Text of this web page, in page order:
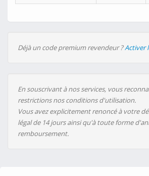
Déjà un code premium revendeur ?Activer
En souscrivant à nos services, vous
restrictions nos conditions d'utilisation.
Vous avez explicitement renoncé à votre
légal de 14 jours ainsi qu'à toute forme
remboursement.